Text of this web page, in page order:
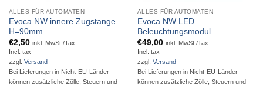
ALLES FÜR AUTOMATEN
Evoca NW innere Zugstange
H=90mm
€2,50 inkl. MwSt./Tax
Incl. tax
zzgl. Versand
Bei Lieferungen in Nicht-EU-Länder
können zusätzliche Zölle, Steuern und
ALLES FÜR AUTOMATEN
Evoca NW LED
Beleuchtungsmodul
€49,00 inkl. MwSt./Tax
Incl. tax
zzgl. Versand
Bei Lieferungen in Nicht-EU-Länder
können zusätzliche Zölle, Steuern und